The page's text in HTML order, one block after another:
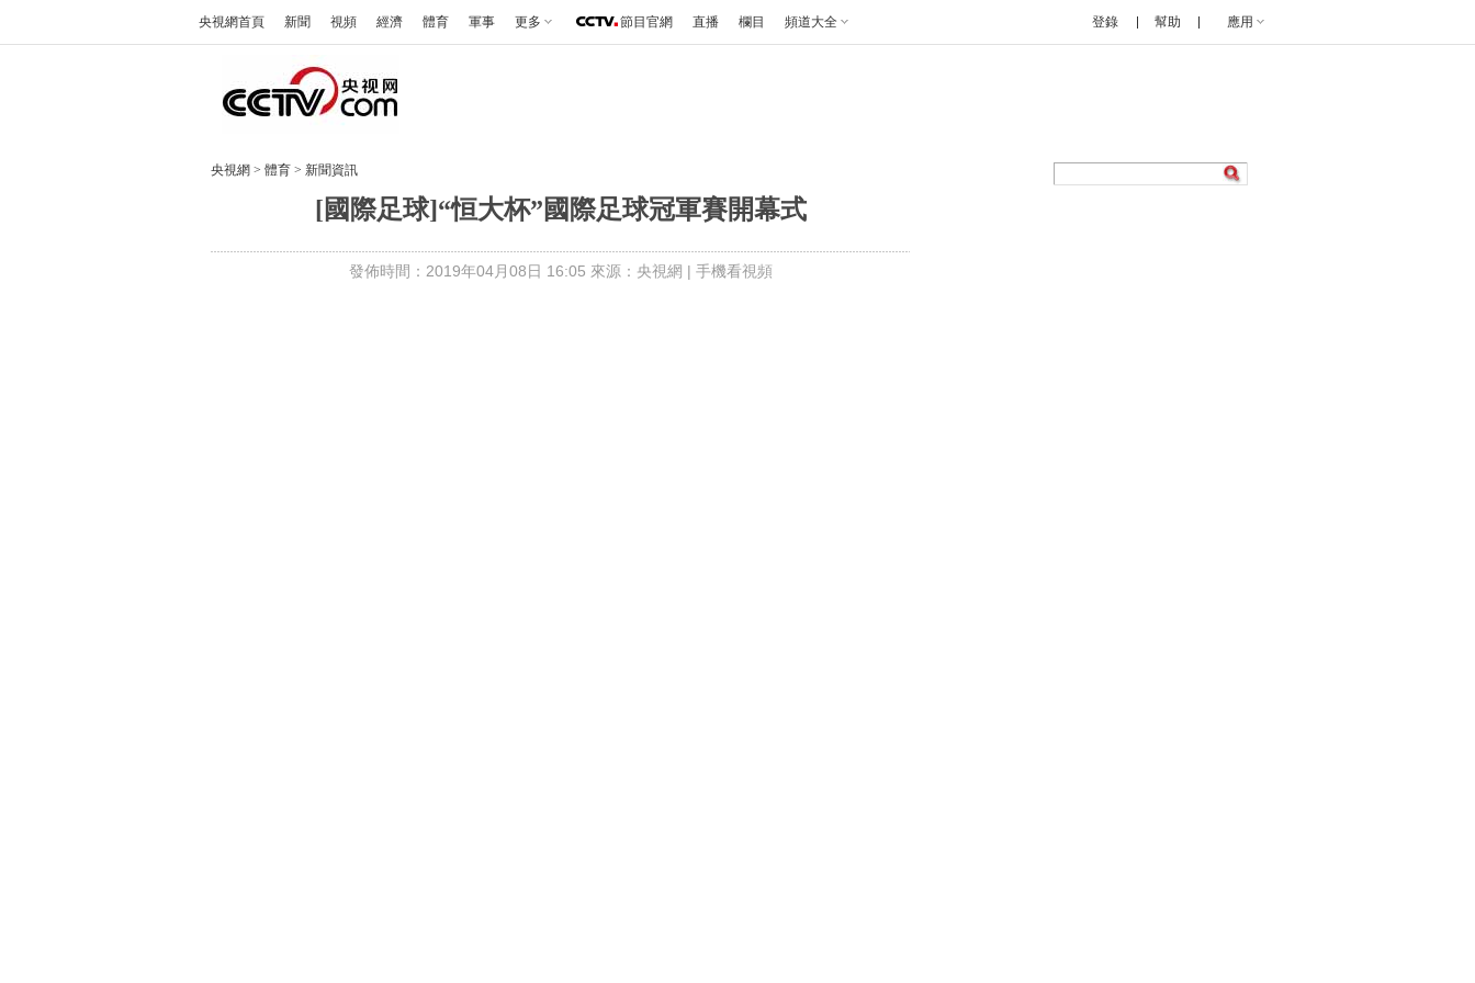
央視網首頁 新聞 視頻 經濟 體育 軍事 更多 節目官網 直播 欄目 頻道大全 幫助 應用
登錄
央視網 > 體育 > 新聞資訊
[國際足球]“恒大杯”國際足球冠軍賽開幕式
發佈時間：2019年04月08日 16:05 來源：央視網 | 手機看視頻